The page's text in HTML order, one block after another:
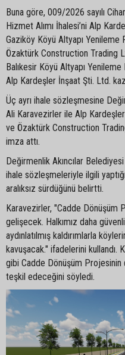
Buna göre, 009/2026 sayılı
Hizmet Alımı İhalesi’ni Alp
Gaziköy Köyü Altyapı Yenileme
Özaktürk Construction Trading
Balıkesir Köyü Altyapı
Alp Kardeşler İnşaat Şti. Ltd.
Üç ayrı ihale sözleşmesine
Ali Karavezirler ile Alp
ve Özaktürk Construction
imza attı.
Değirmenlik Akıncılar
ihale sözleşmeleriyle ilgili
aralıksız sürdüğünü belirtti.
Karavezirler, "Cadde Dönüşüm
gelişecek. Halkımız daha
aydınlatılmış kaldırımlarla
kavuşacak." ifadelerini
gibi Cadde Dönüşüm Projesinin
teşkil edeceğini söyledi.